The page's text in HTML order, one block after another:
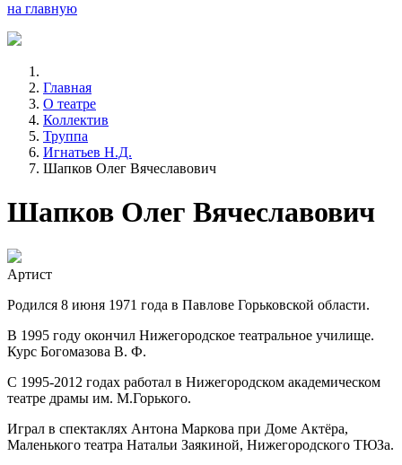
на главную
Главная
О театре
Коллектив
Труппа
Игнатьев Н.Д.
Шапков Олег Вячеславович
Шапков Олег Вячеславович
Артист
Родился 8 июня 1971 года в Павлове Горьковской области.
В 1995 году окончил Нижегородское театральное училище.
Курс Богомазова В. Ф.
С 1995-2012 годах работал в Нижегородском академическом
театре драмы им. М.Горького.
Играл в спектаклях Антона Маркова при Доме Актёра,
Маленького театра Натальи Заякиной, Нижегородского ТЮЗа.